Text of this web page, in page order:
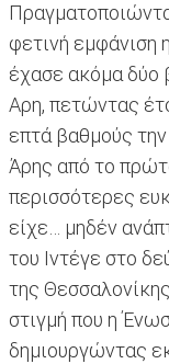
φετινή εμφάνιση
έχασε ακόμα δύο
Αρη, πετώντας
επτά βαθμούς
Άρης από το
περισσότερες
είχε… μηδέν
του Ιντέγε στο
της
στιγμή που η
δημιουργώντας